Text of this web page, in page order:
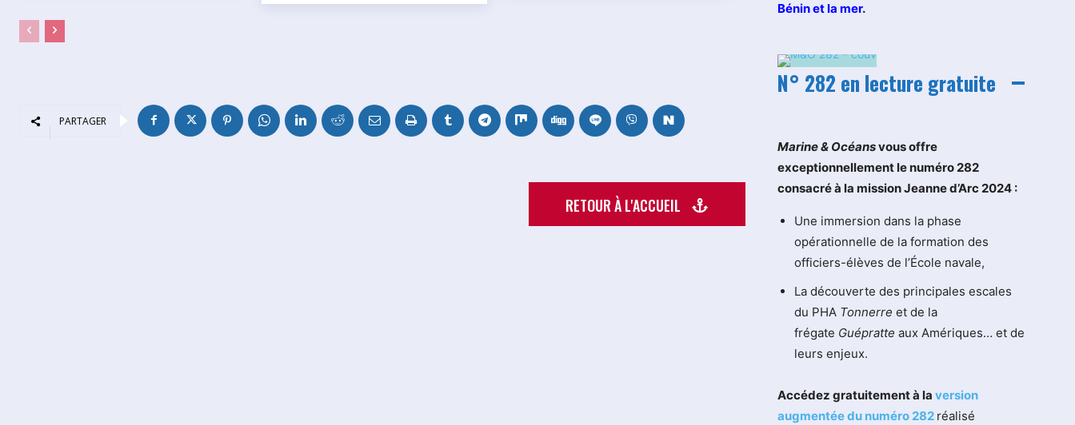
PARTAGER
RETOUR À L'ACCUEIL
Bénin et la mer.
N° 282 en lecture gratuite
Marine & Océansvous offre
exceptionnellement le numéro 282
consacré à la mission Jeanne d’Arc 2024 :
Une immersion dans la phase
opérationnelle de la formation des
officiers-élèves de l’École navale,
La découverte des principales escales
du PHA Tonnerre et de la
frégate Guépratte aux Amériques… et de
leurs enjeux.
Accédez gratuitement à la version
augmentée du numéro 282 réalisé